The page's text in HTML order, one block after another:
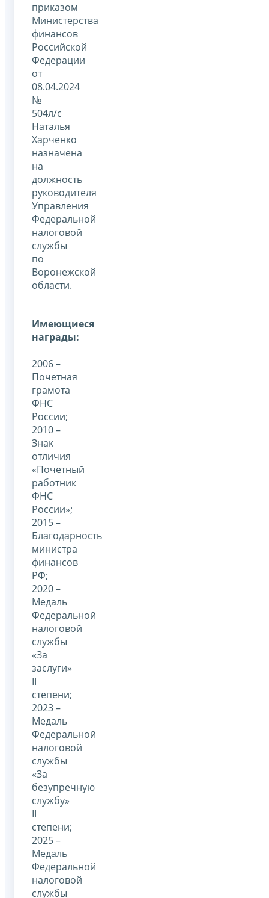
приказом
Министерства
финансов
Российской
Федерации
от
08.04.2024
№
504л/с
Наталья
Харченко
назначена
на
должность
руководителя
Управления
Федеральной
налоговой
службы
по
Воронежской
области.
Имеющиеся
награды:
2006 –
Почетная
грамота
ФНС
России;
2010 –
Знак
отличия
«Почетный
работник
ФНС
России»;
2015 –
Благодарность
министра
финансов
РФ;
2020 –
Медаль
Федеральной
налоговой
службы
«За
заслуги»
II
степени;
2023 –
Медаль
Федеральной
налоговой
службы
«За
безупречную
службу»
II
степени;
2025 –
Медаль
Федеральной
налоговой
службы